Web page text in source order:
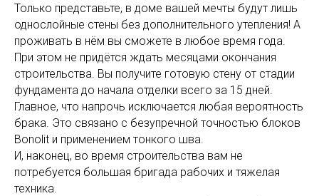
Только представьте, в доме вашей мечты будут лишь
однослойные стены без дополнительного утепления! А
проживать в нём вы сможете в любое время года.
При этом не придётся ждать месяцами окончания
строительства. Вы получите готовую стену от стадии
фундамента до начала отделки всего за 15 дней.
Главное, что напрочь исключается любая вероятность
брака. Это связано с безупречной точностью блоков
Bonolit и применением тонкого шва.
И, наконец, во время строительства вам не
потребуется большая бригада рабочих и тяжелая
техника.